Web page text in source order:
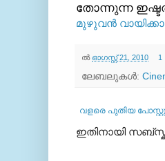
തോന്നുന്ന
മുഴുവന്‍
ല്‍ ഓഗസ്റ്റ് 21, 2010 1
ലേബലുകള്‍:
വളരെ പുതിയ
ഇതിനായി